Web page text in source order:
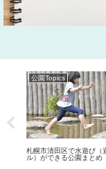
公園Topics
札幌市清田区で水遊び（
ル）ができる公園まとめ